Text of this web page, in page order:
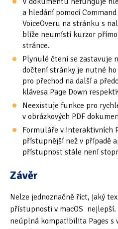
a hledání pomocí
VoiceOveru na stránku s
blíže neumístí kurzor
stránce.
Plynulé čtení se zastavuje
dočtení stránky je nutné
pro přechod na další a
klávesa Page Down
Neexistuje funkce pro
v obrázkových PDF
Formuláře v interaktivních
přístupnější než v případě
přístupnost stále není
Závěr
Nelze jednoznačně říct, jaký
přístupnosti v macOS nejlepší.
neúplná kompatibilita Pages s